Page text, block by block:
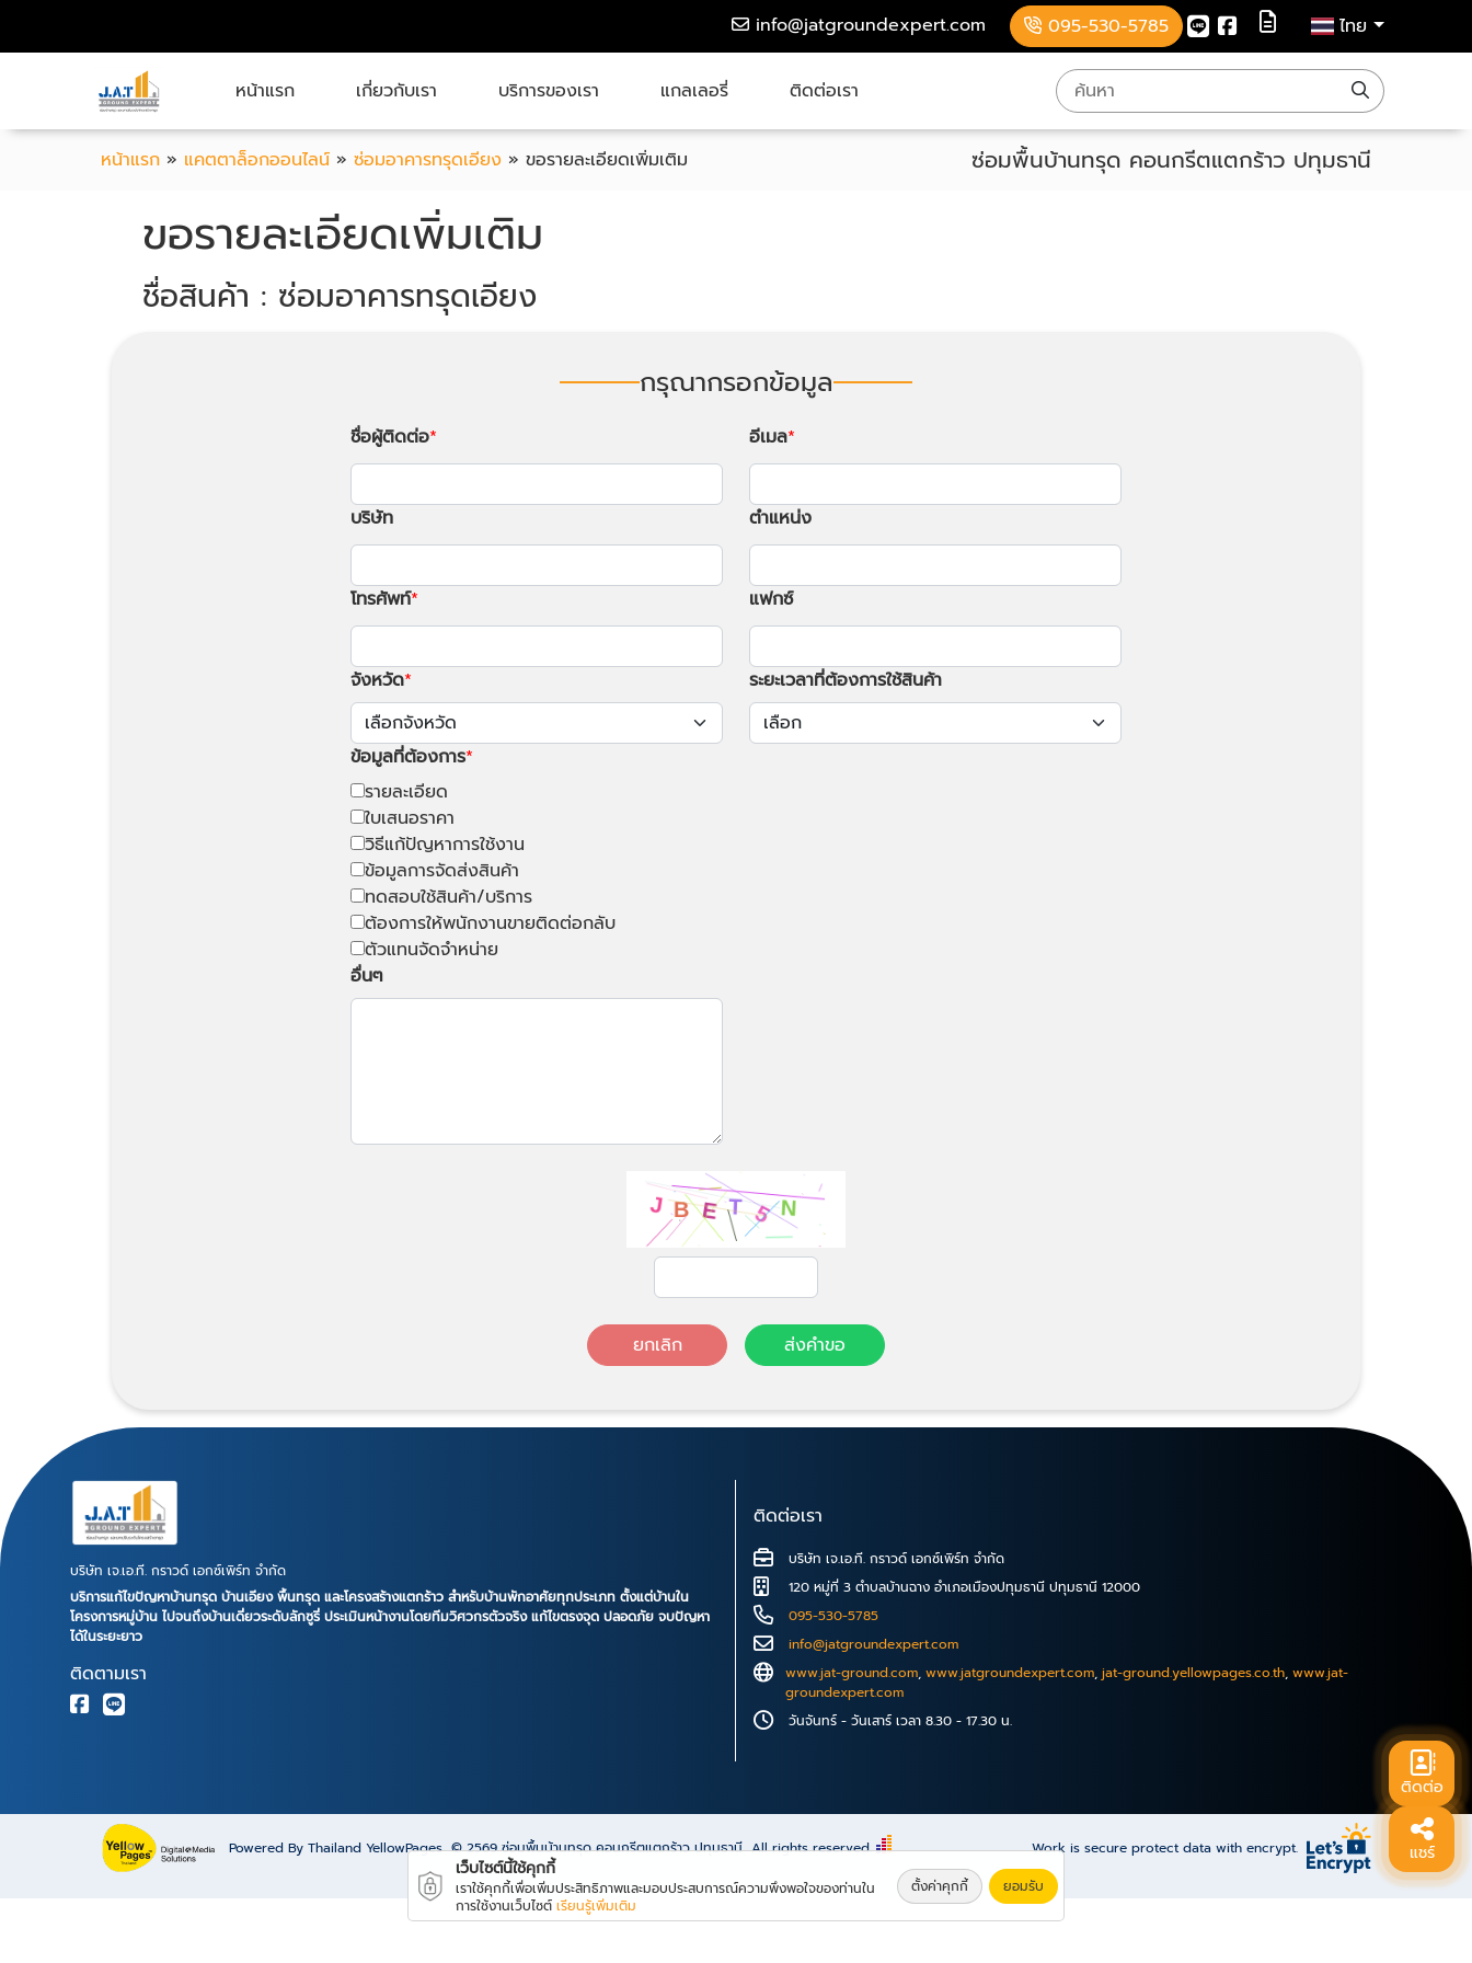
info@jatgroundexpert.com 095-530-5785 ไทย
หน้าแรก เกี่ยวกับเรา บริการของเรา แกลเลอรี่ ติดต่อเรา
หน้าแรก » แคตตาล็อกออนไลน์ » ซ่อมอาคารทรุดเอียง » ขอรายละเอียดเพิ่มเติม ซ่อมพื้นบ้านทรุด คอนกรีตแตกร้าว ปทุมธานี
ขอรายละเอียดเพิ่มเติม
ชื่อสินค้า : ซ่อมอาคารทรุดเอียง
กรุณากรอกข้อมูล
ชื่อผู้ติดต่อ อีเมล
บริษัท ตำแหน่ง
โทรศัพท์ แฟกซ์
จังหวัด ระยะเวลาที่ต้องการใช้สินค้า
ข้อมูลที่ต้องการ
รายละเอียด
ใบเสนอราคา
วิธีแก้ปัญหาการใช้งาน
ข้อมูลการจัดส่งสินค้า
ทดสอบใช้สินค้า/บริการ
ต้องการให้พนักงานขายติดต่อกลับ
ตัวแทนจัดจำหน่าย
อื่นๆ
ยกเลิก ส่งคำขอ
บริษัท เจ.เอ.ที. กราวด์ เอกซ์เพิร์ท จำกัด
บริการแก้ไขปัญหาบ้านทรุด บ้านเอียง พื้นทรุด และโครงสร้างแตกร้าว สำหรับบ้านพักอาศัยทุกประเภท ตั้งแต่บ้านใน
โครงการหมู่บ้าน ไปจนถึงบ้านเดี่ยวระดับลักซูรี่ ประเมินหน้างานโดยทีมวิศวกรตัวจริง แก้ไขตรงจุด ปลอดภัย จบปัญหา
ได้ในระยะยาว
ติดตามเรา
ติดต่อเรา
บริษัท เจ.เอ.ที. กราวด์ เอกซ์เพิร์ท จำกัด
120 หมู่ที่ 3 ตำบลบ้านฉาง อำเภอเมืองปทุมธานี ปทุมธานี 12000
095-530-5785
info@jatgroundexpert.com
www.jat-ground.com, www.jatgroundexpert.com, jat-ground.yellowpages.co.th, www.jat-
groundexpert.com
วันจันทร์ - วันเสาร์ เวลา 8.30 - 17.30 น.
Powered By Thailand YellowPages © 2569ซ่อมพื้นบ้านทรุด คอนกรีตแตกร้าว ปทุมธานี All rights reserved. Work is secure protect data with encrypt.
ติดต่อ
แชร์
เว็บไซต์นี้ใช้คุกกี้
เราใช้คุกกี้เพื่อเพิ่มประสิทธิภาพและมอบประสบการณ์ความพึงพอใจของท่านใน
การใช้งานเว็บไซต์ เรียนรู้เพิ่มเติม
ตั้งค่าคุกกี้ ยอมรับ